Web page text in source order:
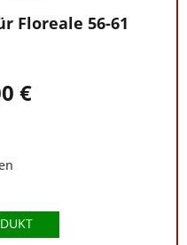
Floreale 56-61
€